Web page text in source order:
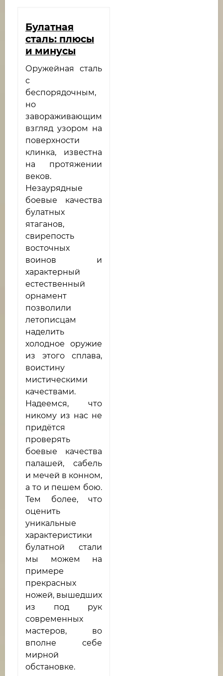
Булатная
сталь: плюсы
и минусы
Оружейная сталь
с
беспорядочным,
но
завораживающим
взгляд узором на
поверхности
клинка, известна
на протяжении
веков.
Незаурядные
боевые качества
булатных
ятаганов,
свирепость
восточных
воинов и
характерный
естественный
орнамент
позволили
летописцам
наделить
холодное оружие
из этого сплава,
воистину
мистическими
качествами.
Надеемся, что
никому из нас не
придётся
проверять
боевые качества
палашей, сабель
и мечей в конном,
а то и пешем бою.
Тем более, что
оценить
уникальные
характеристики
булатной стали
мы можем на
примере
прекрасных
ножей, вышедших
из под рук
современных
мастеров, во
вполне себе
мирной
обстановке.